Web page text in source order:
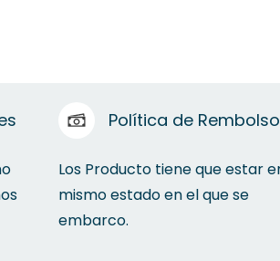
Política de Rembolso
Los Producto tiene que estar
mismo estado en el que se
embarco.